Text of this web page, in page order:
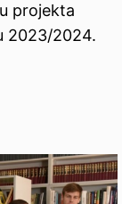
projekta
2023/2024.